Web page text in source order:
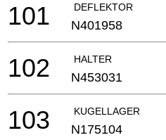
DEFLEKTOR
101 N401958
HALTER
102 N453031
KUGELLAGER
103 N175104